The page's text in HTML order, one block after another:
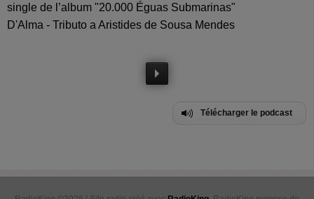
single de l’album "20.000 Éguas Submarinas"
D'Alma - Tributo a Aristides de Sousa Mendes
Télécharger le podcast